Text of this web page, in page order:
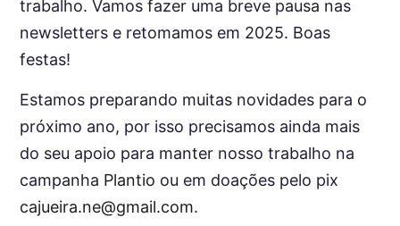
trabalho. Vamos fazer uma breve pausa nas
newsletters e retomamos em 2025. Boas
festas!
Estamos preparando muitas novidades para o
próximo ano, por isso precisamos ainda mais
do seu apoio para manter nosso trabalho na
campanha Plantio ou em doações pelo pix
cajueira.ne@gmail.com.